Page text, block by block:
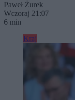
Paweł Żurek
Wczoraj 21:07
6 min
Kraj